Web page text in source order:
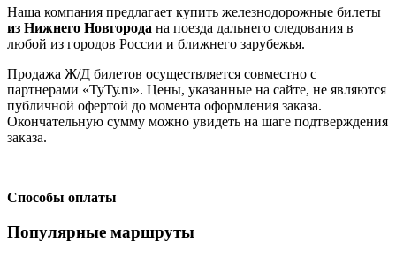
Наша компания предлагает купить железнодорожные билеты
из Нижнего Новгорода на поезда дальнего следования в
любой из городов России и ближнего зарубежья.
Продажа Ж/Д билетов осуществляется совместно с
партнерами «ТуТу.ru». Цены, указанные на сайте, не являются
публичной офертой до момента оформления заказа.
Окончательную сумму можно увидеть на шаге подтверждения
заказа.
Способы оплаты
Популярные маршруты